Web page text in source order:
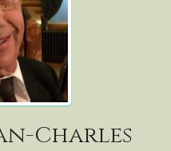
Charles